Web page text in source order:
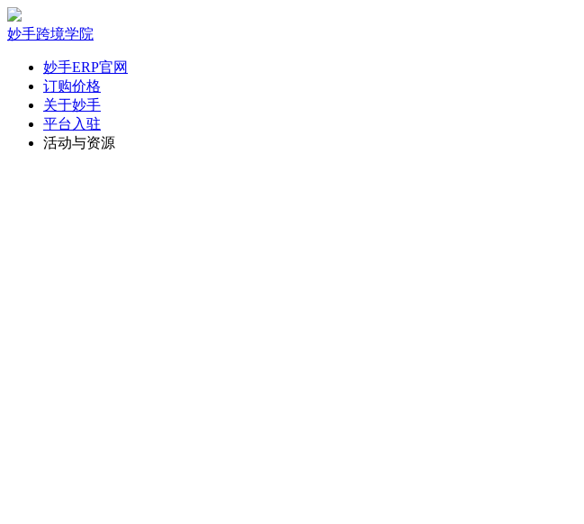
妙手跨境学院
妙手ERP官网
订购价格
关于妙手
平台入驻
活动与资源